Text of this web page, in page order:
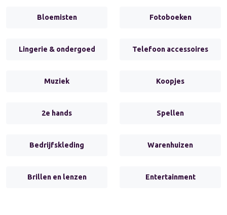
Bloemisten Fotoboeken
Lingerie & ondergoed Telefoon accessoires
Muziek Koopjes
2e hands Spellen
Bedrijfskleding Warenhuizen
Brillen en lenzen Entertainment